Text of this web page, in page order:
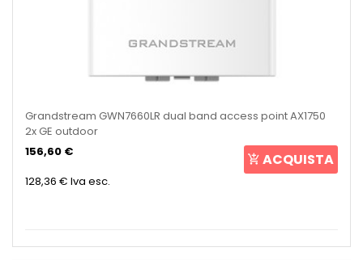
Grandstream GWN7660LR dual band access point AX1750
2x GE outdoor
156,60 €
128,36 € Iva esc.
ACQUISTA